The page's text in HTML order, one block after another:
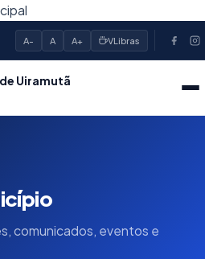
A- A A+ VLibras
Uiramutã
comunicados, eventos e